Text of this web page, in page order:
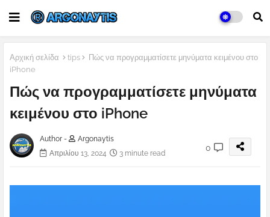
Αρχική σελίδα tips
Πώς να προγραμματίσετε μηνύματα κειμένου στο
iPhone
Πώς να προγραμματίσετε μηνύματα
κειμένου στο iPhone
Author -
Argonaytis
Απριλίου 13, 2024
3 minute read
0